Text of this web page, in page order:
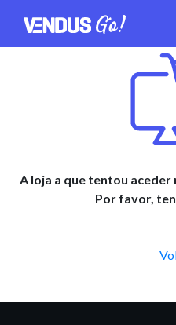
A loja a que tentou
Por favor,